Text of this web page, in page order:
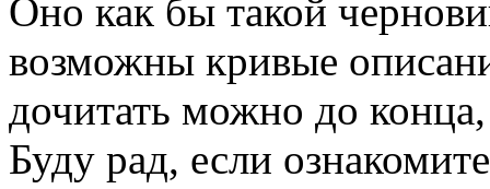
Оно как бы такой
возможны кривые
дочитать можно до
Буду рад, если